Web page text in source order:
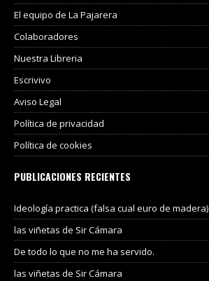
El equipo de La Pajarera
Colaboradores
Nuestra Libreria
Escrivivo
Aviso Legal
Política de privacidad
Política de cookies
PUBLICACIONES RECIENTES
Ideología practica (falsa cual euro de madera)
las viñetas de Sir Cámara
De todo lo que no me ha servido.
las viñetas de Sir Cámara